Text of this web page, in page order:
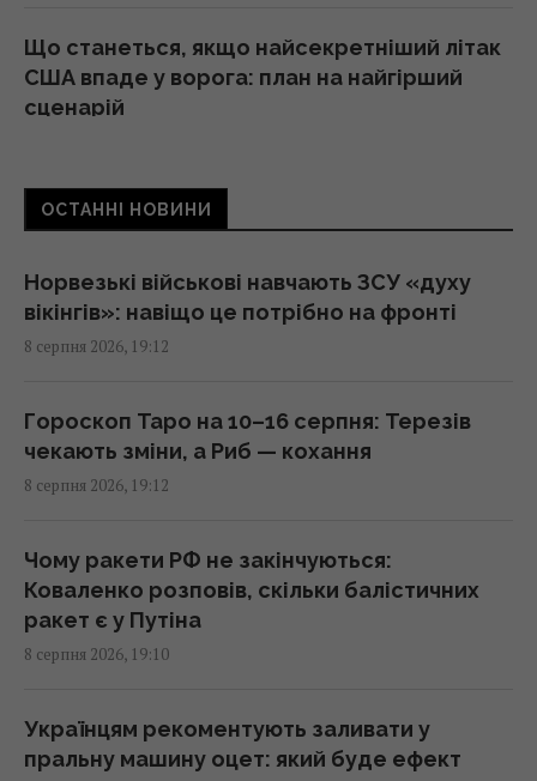
Що станеться, якщо найсекретніший літак
США впаде у ворога: план на найгірший
сценарій
Гороскоп на 9 серпня за картами Таро:
18:00 субота, 08 серпня 2026
Норвезькі військові навчають ЗСУ "духу
17:38 субота, 08 серпня 2026
Один трагічний випадок змусив чоловіка
17:26 субота, 08 серпня 2026
Вівці та віслюк врятували сонячну
електростанцію у США: їм доручили
17:16 субота, 08 серпня 2026
ОСТАННІ НОВИНИ
Норвезькі військові навчають ЗСУ «духу
вікінгів»: навіщо це потрібно на фронті
8 серпня 2026, 19:12
Гороскоп Таро на 10–16 серпня: Терезів
чекають зміни, а Риб — кохання
8 серпня 2026, 19:12
Чому ракети РФ не закінчуються:
Коваленко розповів, скільки балістичних
ракет є у Путіна
8 серпня 2026, 19:10
Українцям рекоментують заливати у
пральну машину оцет: який буде ефект